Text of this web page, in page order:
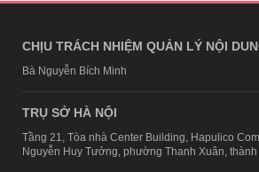
CHỊU TRÁCH NHIỆM QUẢN LÝ NỘI
Bà Nguyễn Bích Minh
TRỤ SỞ HÀ NỘI
Tầng 21, Tòa nhà Center Building, Hapulico
Nguyễn Huy Tưởng, phường Thanh Xuân,